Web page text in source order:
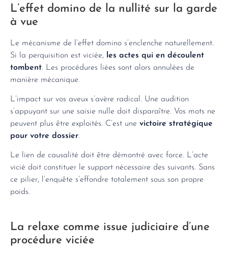
L’effet domino de la nullité sur la garde
à vue
Le mécanisme de l’effet domino s’enclenche naturellement.
Si la perquisition est viciée,
les actes qui en découlent
tombent. Les procédures liées sont alors annulées de
manière mécanique.
L’impact sur vos aveux s’avère radical. Une audition
s’appuyant sur une saisie nulle doit disparaître. Vos mots ne
peuvent plus être exploités. C’est une victoire stratégique
pour votre dossier.
Le lien de causalité doit être démontré avec force. L’acte
vicié doit constituer le support nécessaire des suivants. Sans
ce pilier, l’enquête s’effondre totalement sous son propre
poids.
La relaxe comme issue judiciaire d’une
procédure viciée